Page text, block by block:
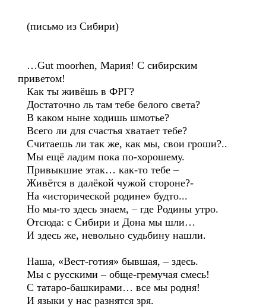
(письмо из Сибири)
…Gut moorhen, Мария! С сибирским
приветом!
Как ты живёшь в ФРГ?
Достаточно ль там тебе белого света?
В каком ныне ходишь шмотье?
Всего ли для счастья хватает тебе?
Считаешь ли так же, как мы, свои гроши?..
Мы ещё ладим пока по-хорошему.
Привыкшие этак… как-то тебе –
Живётся в далёкой чужой стороне?-
На «исторической родине» будто...
Но мы-то здесь знаем, – где Родины утро.
Отсюда: с Сибири и Дона мы шли…
И здесь же, невольно судьбину нашли.
Наша, «Вест-готия» бывшая, – здесь.
Мы с русскими – обще-гремучая смесь!
С татаро-башкирами… все мы родня!
И языки у нас разнятся зря.